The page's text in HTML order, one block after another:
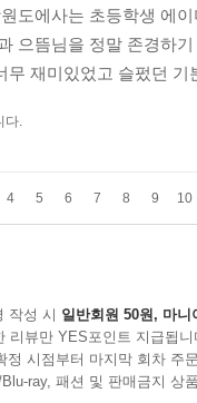
도에사는 초등학생 에
으뜸님을 정말 존경하
무 재미있었고 슬펐던
다.
4 5 6 7 8 9 10
작성 시 일반회원 50원, 마니
리뷰만 YES포인트 지급됩니
정 시점부터 마지막 회차 주
ray, 패션 및 판매금지 상